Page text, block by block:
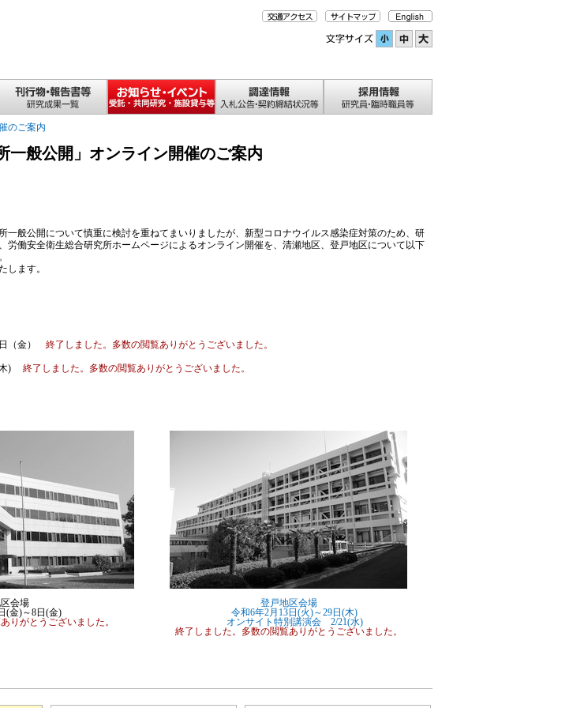
のご案内
一般公開」オンライン開催のご案内
般公開について慎重に検討を重ねてまいりましたが、新型コロナウイルス感染症対策のため、研
労働安全衛生総合研究所ホームページによるオンライン開催を、清瀬地区、登戸地区について以下
します。
（金）
終了しました。多数の閲覧ありがとうございました。
)
終了しました。多数の閲覧ありがとうございました。
会場
(金)～8日(金)
りがとうございました。
登戸地区会場
令和6年2月13日(火)～29日(木)
オンサイト特別講演会 2/21(水)
終了しました。多数の閲覧ありがとうございました。